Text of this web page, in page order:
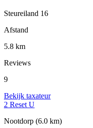
Steureiland 16
Afstand
5.8 km
Reviews
9
Bekijk taxateur
2 Reset U
Nootdorp (6.0 km)